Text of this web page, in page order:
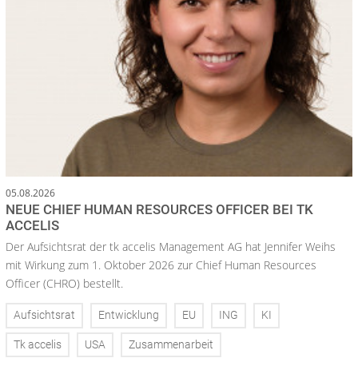
05.08.2026
NEUE CHIEF HUMAN RESOURCES OFFICER BEI TK
ACCELIS
Der Aufsichtsrat der tk accelis Management AG hat Jennifer Weihs
mit Wirkung zum 1. Oktober 2026 zur Chief Human Resources
Officer (CHRO) bestellt.
Aufsichtsrat Entwicklung EU ING KI
Tk accelis USA Zusammenarbeit